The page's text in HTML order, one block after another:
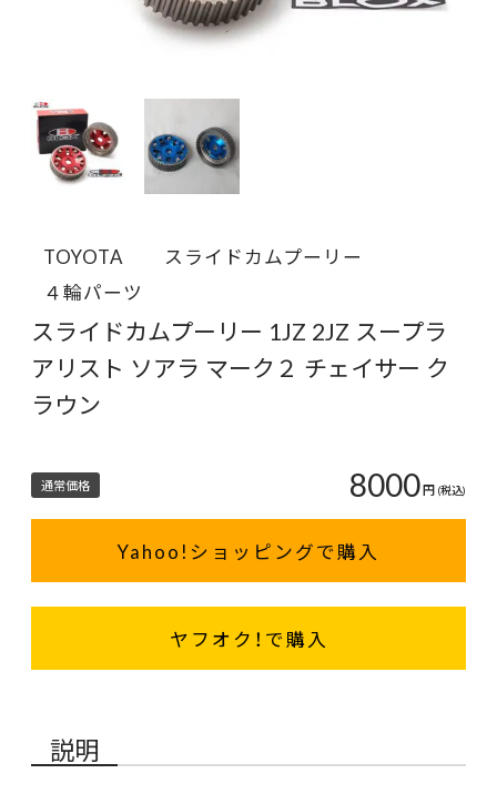
TOYOTA
スライドカムプーリー
４輪パーツ
スライドカムプーリー 1JZ 2JZ スープラ
アリスト ソアラ マーク２ チェイサー ク
ラウン
通常価格 8000円 (税込)
Yahoo!ショッピングで購入
ヤフオク！で購入
説明